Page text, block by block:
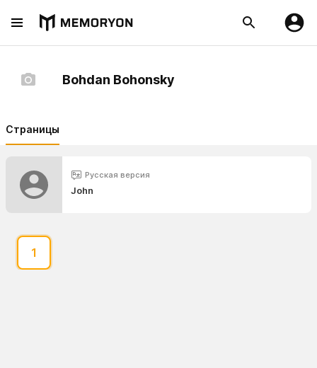
Bohdan Bohonsky
Страницы
Русская версия
John
1